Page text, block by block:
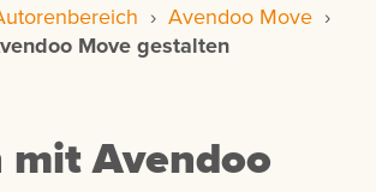
› Avendoo Move ›
Move gestalten
mit Avendoo